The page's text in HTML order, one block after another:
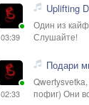
03:39
Uplifting
Один из
Слушайте!
02:33
Подари
пофиг) Они